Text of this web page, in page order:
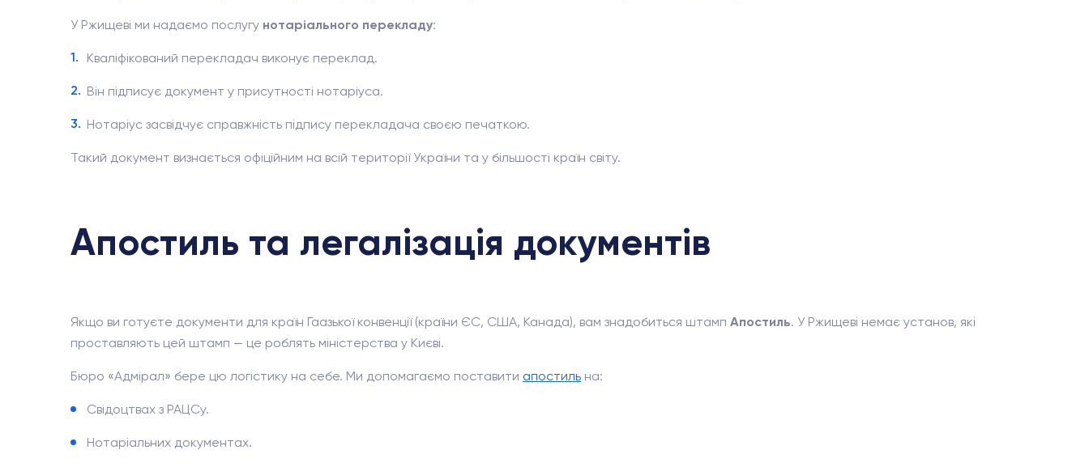
У Ржищеві ми надаємо послугу нотаріального перекладу:
Кваліфікований перекладач виконує переклад.
Він підписує документ у присутності нотаріуса.
Нотаріус засвідчує справжність підпису перекладача своєю печаткою.
Такий документ визнається офіційним на всій території України та у більшості країн світу.
Апостиль та легалізація документів
Якщо ви готуєте документи для країн Гаазької конвенції (країни ЄС, США, Канада), вам знадобиться штамп Апостиль. У Ржищеві немає установ, які
проставляють цей штамп — це роблять міністерства у Києві.
Бюро «Адмірал» бере цю логістику на себе. Ми допомагаємо поставити апостиль на:
Свідоцтвах з РАЦСу.
Нотаріальних документах.